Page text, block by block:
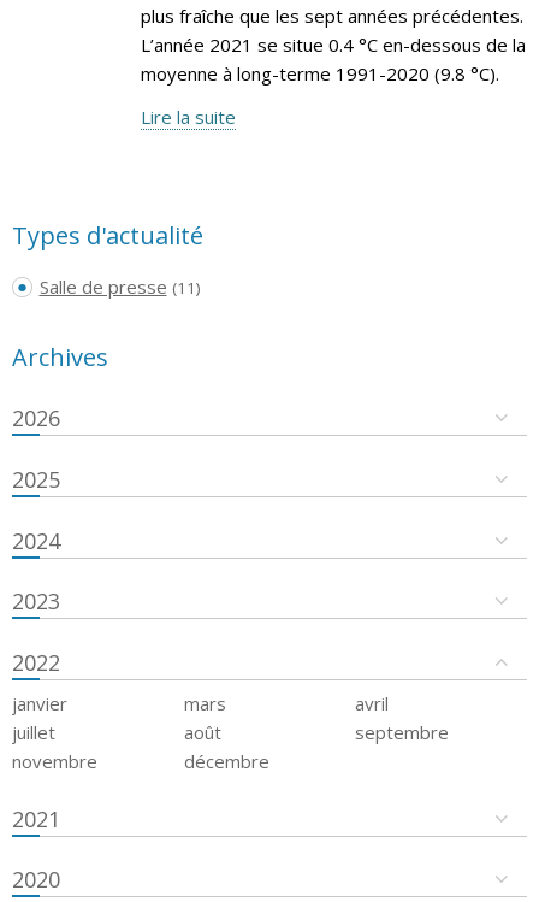
plus fraîche que les sept années précédentes.
L’année 2021 se situe 0.4 °C en-dessous de la
moyenne à long-terme 1991-2020 (9.8 °C).
Lire la suite
Types d'actualité
Salle de presse (11)
Archives
2026
2025
2024
2023
2022
janvier mars
avril
juillet
août
septembre
novembre
décembre
2021
2020